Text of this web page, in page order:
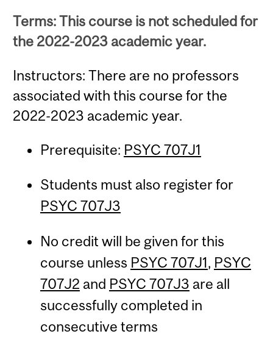
Terms: This course is not scheduled for
the 2022-2023 academic year.
Instructors: There are no professors
associated with this course for the
2022-2023 academic year.
Prerequisite: PSYC 707J1
Students must also register for
PSYC 707J3
No credit will be given for this
course unless PSYC 707J1, PSYC
707J2 and PSYC 707J3 are all
successfully completed in
consecutive terms